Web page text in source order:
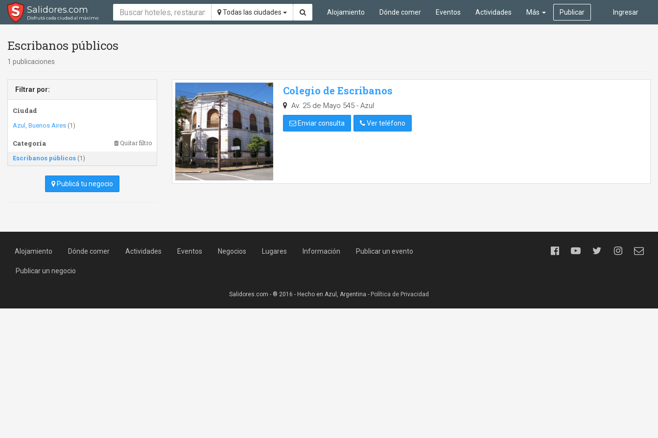
Salidores.com
Disfrutá cada ciudad al máximo
Todas las ciudades Ingresar
Alojamiento Dónde comer Eventos Actividades Más Publicar
Escribanos públicos
1 publicaciones
Filtrar por:
Ciudad
Azul, Buenos Aires (1)
Categoría Quitar filtro
Escribanos públicos (1)
Publicá tu negocio
Colegio de Escribanos
Av. 25 de Mayo 545 - Azul
Enviar consulta Ver teléfono
Alojamiento Dónde comer Actividades Eventos Negocios Lugares Información Publicar un evento
Publicar un negocio
Salidores.com - ® 2016 - Hecho en Azul, Argentina - Política de Privacidad